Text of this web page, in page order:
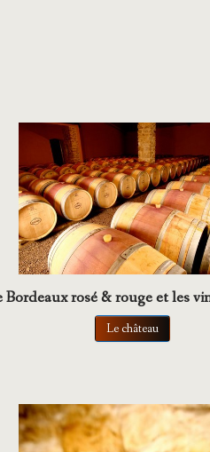
rosé & rouge et les
Le château